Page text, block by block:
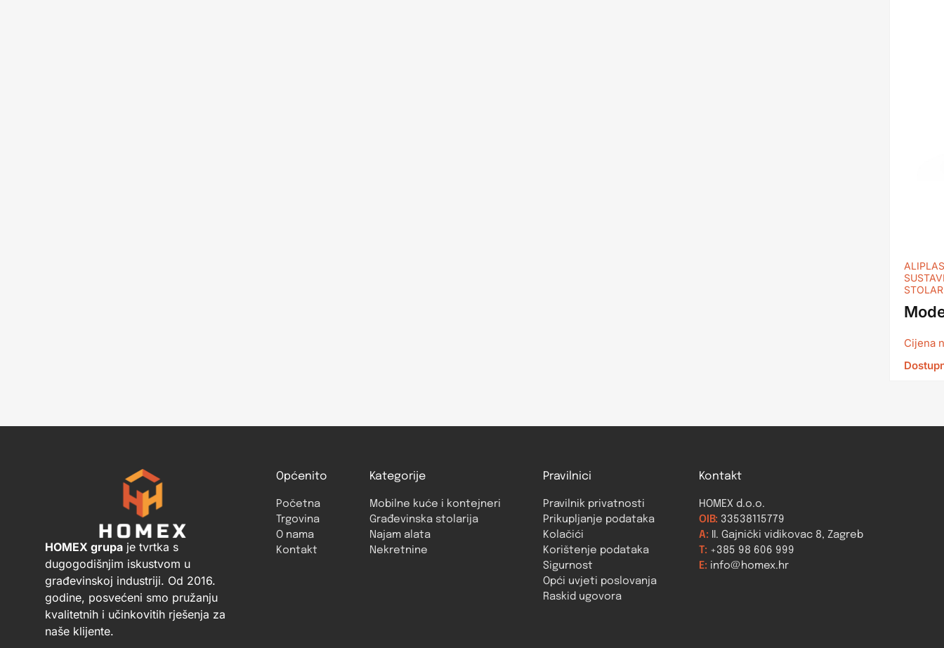
Cijena
HOMEX grupaje tvrtka s
dugogodišnjim iskustvom u
građevinskoj industriji. Od 2016.
godine, posvećeni smo pružanju
kvalitetnih i učinkovitih rješenja za
naše klijente.
Općenito
Početna
Trgovina
O nama
Kontakt
Kategorije
Mobilne kuće i kontejneri
Građevinska stolarija
Najam alata
Nekretnine
Pravilnici
Pravilnik privatnosti
Prikupljanje podataka
Kolačići
Korištenje podataka
Sigurnost
Opći uvjeti poslovanja
Raskid ugovora
Kontakt
HOMEX d.o.o.
OIB: 33538115779
A: II. Gajnički vidikovac 8, Zagreb
T: +385 98 606 999
E: info@homex.hr